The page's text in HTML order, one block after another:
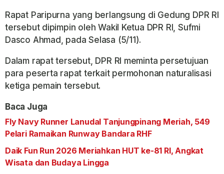
Rapat Paripurna yang berlangsung di Gedung DPR RI
tersebut dipimpin oleh Wakil Ketua DPR RI, Sufmi
Dasco Ahmad, pada Selasa (5/11).
Dalam rapat tersebut, DPR RI meminta persetujuan
para peserta rapat terkait permohonan naturalisasi
ketiga pemain tersebut.
Baca Juga
Fly Navy Runner Lanudal Tanjungpinang Meriah, 549
Pelari Ramaikan Runway Bandara RHF
Daik Fun Run 2026 Meriahkan HUT ke-81 RI, Angkat
Wisata dan Budaya Lingga